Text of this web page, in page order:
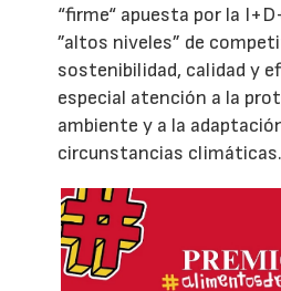
“firme“ apuesta por la
”altos niveles” de
sostenibilidad, calidad y
especial atención a la
ambiente y a la
circunstancias climáticas.